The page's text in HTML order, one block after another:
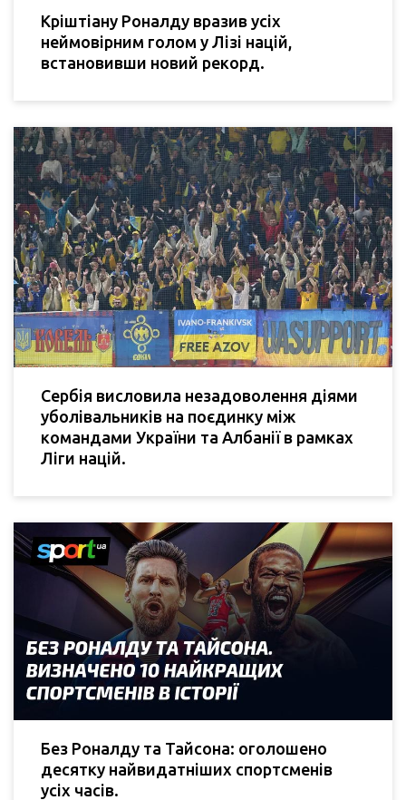
Кріштіану Роналду вразив усіх
неймовірним голом у Лізі націй,
встановивши новий рекорд.
Сербія висловила незадоволення діями
уболівальників на поєдинку між
командами України та Албанії в рамках
Ліги націй.
Без Роналду та Тайсона: оголошено
десятку найвидатніших спортсменів
усіх часів.